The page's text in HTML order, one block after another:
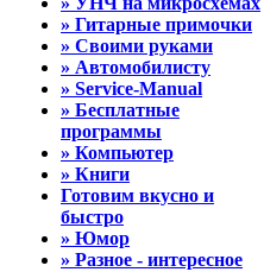
» Гитарные примочки
» Своими руками
» Автомобилисту
» Service-Manual
» Бесплатные
программы
» Компьютер
» Книги
Готовим вкусно и
быстро
» Юмор
» Разное - интересное